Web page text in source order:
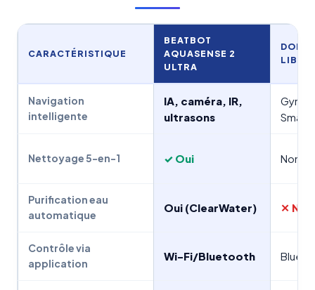
CARACTÉRISTIQUE
BEATBOT
AQUASENSE 2
ULTRA
Navigation
intelligente
IA, caméra, IR,
ultrasons
Gyro,
Nettoyage 5-en-1 ✓ Oui Non
Purification eau
automatique
Oui (ClearWater) ✕ Non
Contrôle via
application
Wi-Fi/Bluetooth